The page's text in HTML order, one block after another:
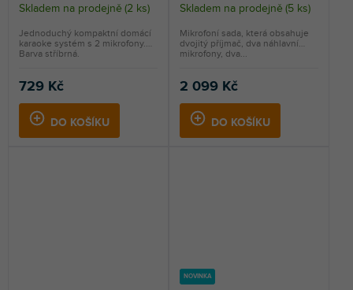
Průměrné
hodnocení
produktu
5,0
hvězdiček.
Skladem na prodejně (2 ks)
729 Kč
DO KOŠÍKU
Jednoduchý kompaktní domácí
karaoke systém s 2 mikrofony.
Barva stříbrná.
Průměrné
hodnocení
produktu
5,0
hvězdiček.
Skladem na prodejně (5 ks)
2 099 Kč
DO KOŠÍKU
Mikrofoní sada, která obsahuje
dvojitý příjmač, dva náhlavní
mikrofony, dva...
NOVINKA